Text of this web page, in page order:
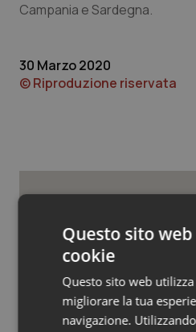
Veneto
Oncoematologia
Oncologia & Nutrizione
Quotidiano Oncologia
Quotidiano Pediatria
Rene & patologie
Campania e Sardegna.
30 Marzo 2020
© Riproduzione riservata
Friuli Venezia
Cresce la
nel 2025
numero più
Questo sito
cookie
Questo sito web
migliorare la tua
navigazione.